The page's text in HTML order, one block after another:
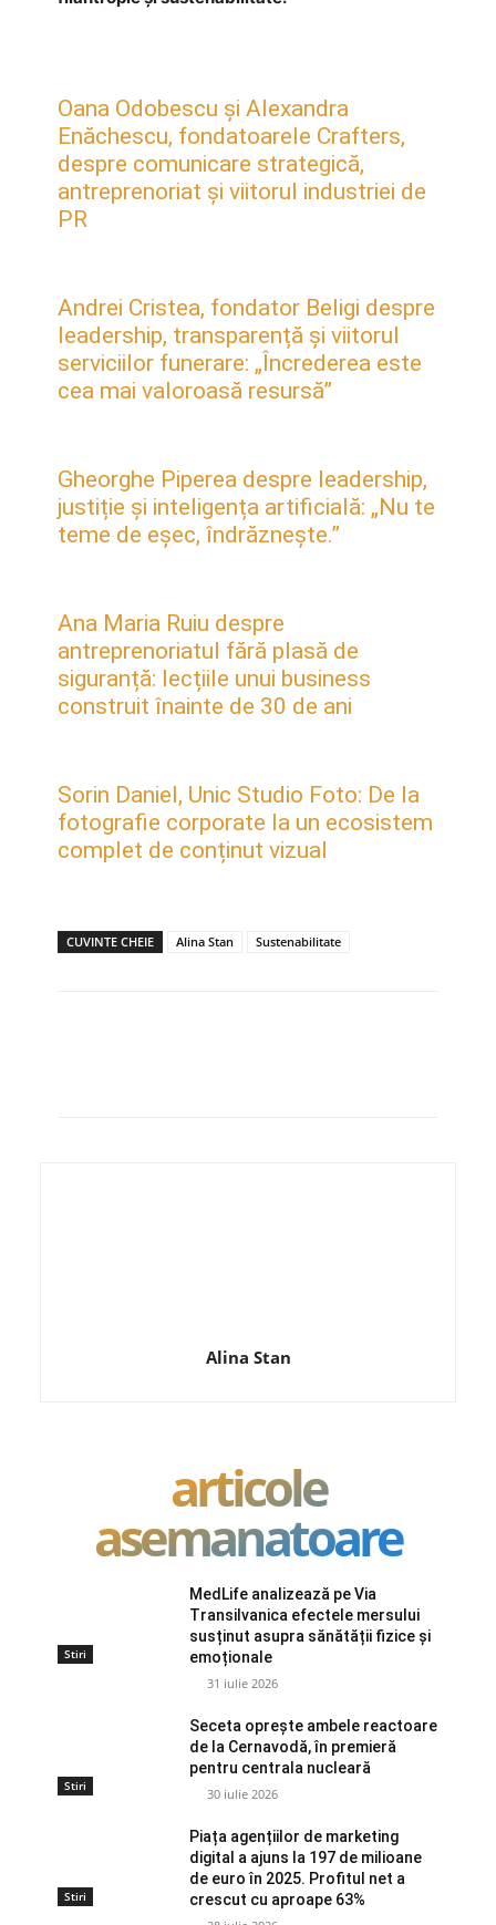
Oana Odobescu și Alexandra
Enăchescu, fondatoarele Crafters,
despre comunicare strategică,
antreprenoriat și viitorul industriei de
PR
Andrei Cristea, fondator Beligi despre
leadership, transparență și viitorul
serviciilor funerare: „Încrederea este
cea mai valoroasă resursă”
Gheorghe Piperea despre leadership,
justiție și inteligența artificială: „Nu te
teme de eșec, îndrăznește.”
Ana Maria Ruiu despre
antreprenoriatul fără plasă de
siguranță: lecțiile unui business
construit înainte de 30 de ani
Sorin Daniel, Unic Studio Foto: De la
fotografie corporate la un ecosistem
complet de conținut vizual
CUVINTE CHEIE Alina Stan Sustenabilitate
Alina Stan
articole
asemanatoare
Stiri
MedLife analizează pe Via
Transilvanica efectele mersului
susținut asupra sănătății fizice și
emoționale
31 iulie 2026
Stiri
Seceta oprește ambele reactoare
de la Cernavodă, în premieră
pentru centrala nucleară
30 iulie 2026
Stiri
Piața agențiilor de marketing
digital a ajuns la 197 de milioane
de euro în 2025. Profitul net a
crescut cu aproape 63%